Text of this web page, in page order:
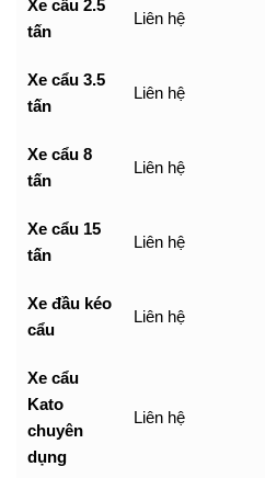
Xe cẩu 2.5
tấn
Liên hệ
Xe cẩu 3.5
tấn
Liên hệ
Xe cẩu 8
tấn
Liên hệ
Xe cẩu 15
tấn
Liên hệ
Xe đầu kéo
cẩu
Liên hệ
Xe cẩu
Kato
chuyên
dụng
Liên hệ